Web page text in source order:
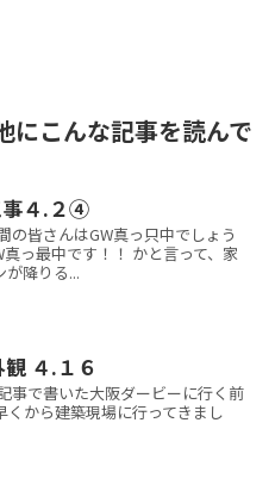
にこんな記事を読んで
事４.２④
の皆さんはGW真っ只中でしょう
真っ最中です！！ かと言って、家
が降りる...
４.１６
事で書いた大阪ダービーに行く前
くから建築現場に行ってきまし